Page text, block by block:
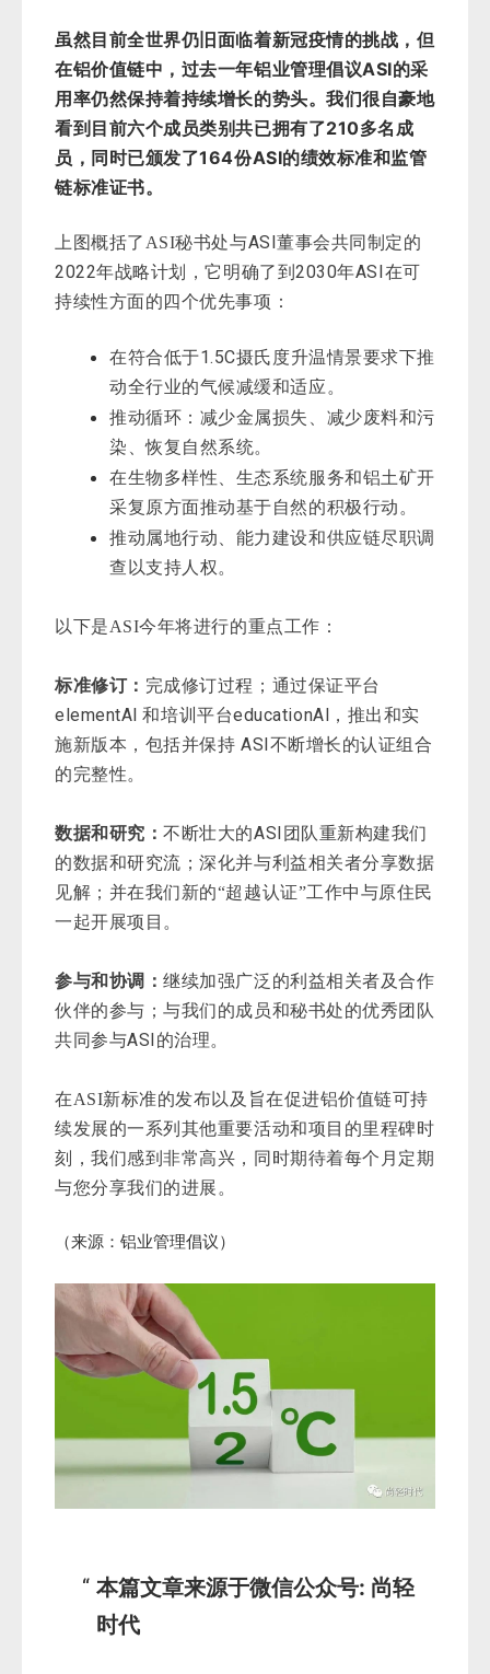
虽然目前全世界仍旧面临着新冠疫情的挑战，但
在铝价值链中，过去一年铝业管理倡议ASI的采
用率仍然保持着持续增长的势头。我们很自豪地
看到目前六个成员类别共已拥有了210多名 成
员，同时已颁发了164份ASI的绩效标准和监管
链标准证书。
上图概括了ASI秘书处与ASI董事会共同制定的
2022年战略计划，它明确了到2030年ASI在可
持续性方面的四个优先事项：
在符合低于1.5C摄氏度升温情景要求下推
动全行业的气候减缓和适应。
推动循环：减少金属损失、减少废料和污
染、恢复自然系统。
在生物多样性、生态系统服务和铝土矿开
采复原方面推动基于自然的积极行动。
推动属地行动、能力建设和供应链尽职调
查以支持人权。
以下是ASI今年将进行的重点工作：
标准修订： 完成修订过程；通过保证平台
elementAl和培训平台educationAl ，推出和实
施新版本，包括并保持 ASI不断增长的认证组合
的完整性。
数据和研究：不断壮大的ASI 团队重新构建我们
的数据和研究流；深化并与利益相关者分享数据
见解；并在我们新的“超越认证”工作中与原住民
一起开展项目。
参与和协调：继续加强广泛的利益相关者及合作
伙伴的参与；与我们的成员和秘书处的优秀团队
共同参与ASI的治理。
在ASI新标准的发布以及旨在促进铝价值链可持
续发展的一系列其他重要活动和项目的里程碑时
刻，我们感到非常高兴，同时期待着每个月定期
与您分享我们的进展。
（来源：铝业管理倡议）
本篇文章来源于微信公众号: 尚轻
时代